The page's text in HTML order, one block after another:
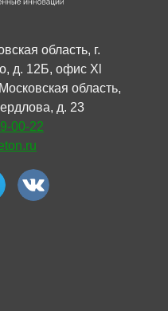
область, г.
д. 12Б, офис Xl
область,
д. 23
00-22